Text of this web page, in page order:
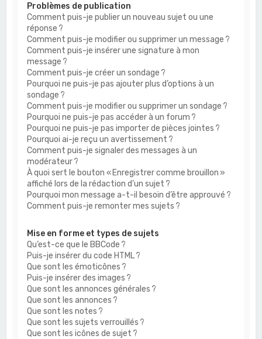
Problèmes de publication
Comment puis-je publier un nouveau sujet ou une
réponse ?
Comment puis-je modifier ou supprimer un message ?
Comment puis-je insérer une signature à mon
message ?
Comment puis-je créer un sondage ?
Pourquoi ne puis-je pas ajouter plus d’options à un
sondage ?
Comment puis-je modifier ou supprimer un sondage ?
Pourquoi ne puis-je pas accéder à un forum ?
Pourquoi ne puis-je pas importer de pièces jointes ?
Pourquoi ai-je reçu un avertissement ?
Comment puis-je signaler des messages à un
modérateur ?
À quoi sert le bouton « Enregistrer comme brouillon »
affiché lors de la rédaction d’un sujet ?
Pourquoi mon message a-t-il besoin d’être approuvé ?
Comment puis-je remonter mes sujets ?
Mise en forme et types de sujets
Qu’est-ce que le BBCode ?
Puis-je insérer du code HTML ?
Que sont les émoticônes ?
Puis-je insérer des images ?
Que sont les annonces générales ?
Que sont les annonces ?
Que sont les notes ?
Que sont les sujets verrouillés ?
Que sont les icônes de sujet ?